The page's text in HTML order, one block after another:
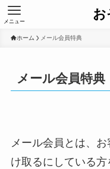
お
メニュー
ホーム メール会員特典
メール会員特典
メール会員とは、
け取るにしている